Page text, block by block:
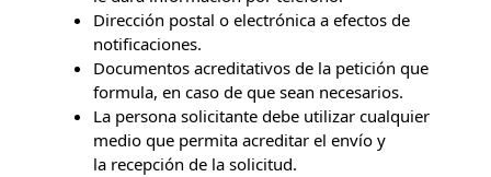
Dirección postal o electrónica a efectos de
notificaciones.
Documentos acreditativos de la petición que
formula, en caso de que sean necesarios.
La persona solicitante debe utilizar cualquier
medio que permita acreditar el envío y
la recepción de la solicitud.